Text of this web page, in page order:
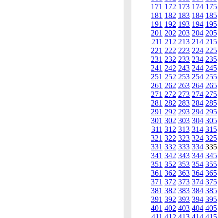
171 172 173 174 175
181 182 183 184 185
191 192 193 194 195
201 202 203 204 205
211 212 213 214 215
221 222 223 224 225
231 232 233 234 235
241 242 243 244 245
251 252 253 254 255
261 262 263 264 265
271 272 273 274 275
281 282 283 284 285
291 292 293 294 295
301 302 303 304 305
311 312 313 314 315
321 322 323 324 325
331 332 333 334
341 342 343 344 345
351 352 353 354 355
361 362 363 364 365
371 372 373 374 375
381 382 383 384 385
391 392 393 394 395
401 402 403 404 405